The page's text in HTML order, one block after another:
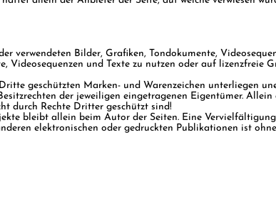
verwendeten Bilder, Grafiken, Tondokumente,
Videosequenzen und Texte zu nutzen oder auf lizenzfreie
geschützten Marken- und Warenzeichen unterliegen
der jeweiligen eingetragenen Eigentümer.
durch Rechte Dritter geschützt sind!
bleibt allein beim Autor der Seiten. Eine Vervielfältigung
elektronischen oder gedruckten Publikationen ist